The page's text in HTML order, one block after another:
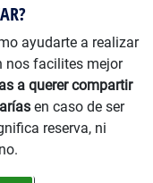
ayudarte a realizar
nos facilites mejor
a querer compartir
en caso de ser
reserva, ni